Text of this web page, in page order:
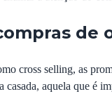
de
cross selling, as
casada, aquela que é